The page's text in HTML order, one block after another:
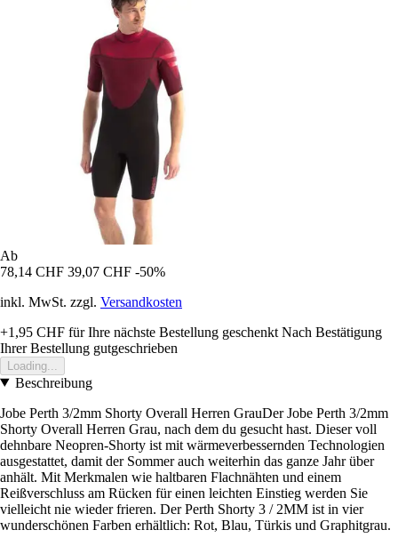
Ab
78,14 CHF 39,07 CHF -50%
inkl. MwSt. zzgl. Versandkosten
+1,95 CHF für Ihre nächste Bestellung geschenkt Nach Bestätigung
Ihrer Bestellung gutgeschrieben
Loading...
Beschreibung
Jobe Perth 3/2mm Shorty Overall Herren GrauDer Jobe Perth 3/2mm
Shorty Overall Herren Grau, nach dem du gesucht hast. Dieser voll
dehnbare Neopren-Shorty ist mit wärmeverbessernden Technologien
ausgestattet, damit der Sommer auch weiterhin das ganze Jahr über
anhält. Mit Merkmalen wie haltbaren Flachnähten und einem
Reißverschluss am Rücken für einen leichten Einstieg werden Sie
vielleicht nie wieder frieren. Der Perth Shorty 3 / 2MM ist in vier
wunderschönen Farben erhältlich: Rot, Blau, Türkis und Graphitgrau.